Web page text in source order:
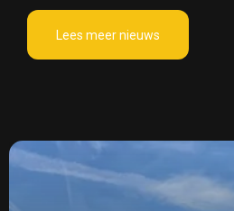
Lees meer nieuws